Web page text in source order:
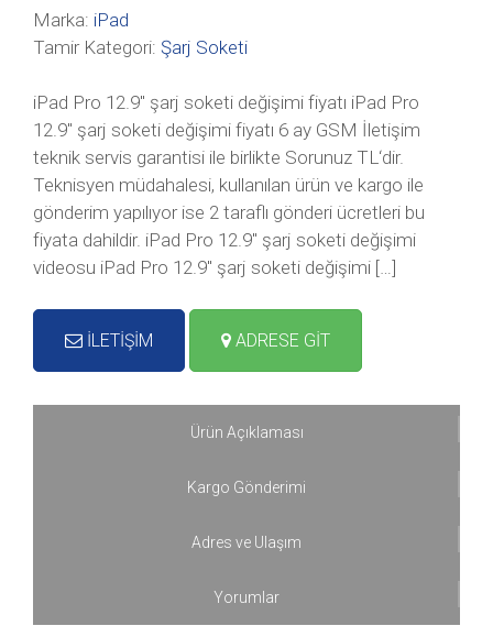
Marka: iPad
Tamir Kategori: Şarj Soketi
iPad Pro 12.9″ şarj soketi değişimi fiyatı iPad Pro
12.9″ şarj soketi değişimi fiyatı 6 ay GSM İletişim
teknik servis garantisi ile birlikte Sorunuz TL‘dir.
Teknisyen müdahalesi, kullanılan ürün ve kargo ile
gönderim yapılıyor ise 2 taraflı gönderi ücretleri bu
fiyata dahildir. iPad Pro 12.9″ şarj soketi değişimi
videosu iPad Pro 12.9″ şarj soketi değişimi […]
İLETİŞİM ADRESE GİT
Ürün Açıklaması
Kargo Gönderimi
Adres ve Ulaşım
Yorumlar